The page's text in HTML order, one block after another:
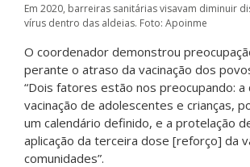
Em 2020, barreiras sanitárias visavam diminuir
vírus dentro das aldeias. Foto: Apoinme
O coordenador demonstrou
perante o atraso da vacinação dos
“Dois fatores estão nos preocupando: a
vacinação de adolescentes e crianças,
um calendário definido, e a protelação
aplicação da terceira dose [reforço] da
comunidades”.